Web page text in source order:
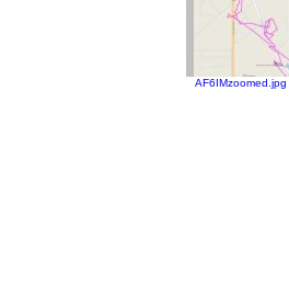
AF6IMzoomed.jpg